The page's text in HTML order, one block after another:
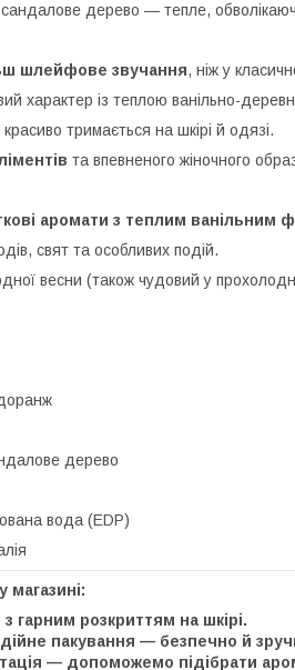
сандалове дерево — тепле,
шлейфове звучання, ніж у
характер із теплою ванільно-
красиво тримається на шкірі й одязі.
та впевненого жіночного
аромати з теплим ванільним
свят та особливих подій.
весни (також чудовий у
дерево
вода (EDP)
з гарним розкриттям на шкірі.
пакування — безпечно й
— допоможемо підібрати